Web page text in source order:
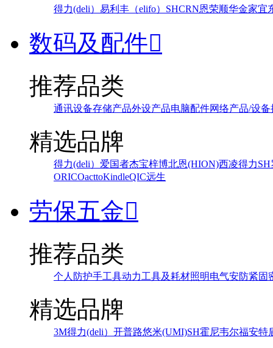
得力(deli） 易利丰（elifo） SHCRN恩荣顺华金家宜
数码及配件
推荐品类
通讯设备存储产品外设产品电脑配件网络产品/设备
精选品牌
得力(deli） 爱国者杰宝梓博北恩(HION)西凌得力SH
ORICOacttoKindleQIC远生
劳保五金
推荐品类
个人防护手工具动力工具及耗材照明电气安防紧固
精选品牌
3M得力(deli） 开普路悠米(UMI)SH霍尼韦尔福安特